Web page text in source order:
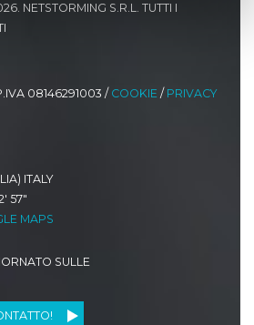
NETSTORMING S.R.L. TUTTI I
08146291003 / COOKIE / PRIVACY
ITALY
57"
MAPS
SULLE